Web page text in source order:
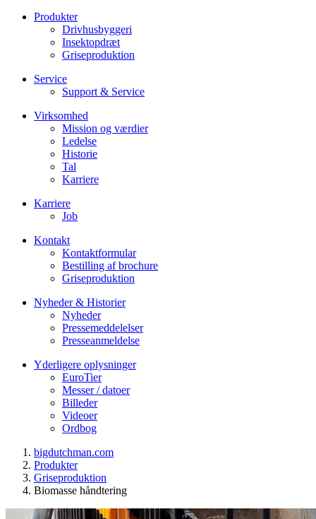
Produkter
Drivhusbyggeri
Insektopdræt
Griseproduktion
Service
Support & Service
Virksomhed
Mission og værdier
Ledelse
Historie
Tal
Karriere
Karriere
Job
Kontakt
Kontaktformular
Bestilling af brochure
Griseproduktion
Nyheder & Historier
Nyheder
Pressemeddelelser
Presseanmeldelse
Yderligere oplysninger
EuroTier
Messer / datoer
Billeder
Videoer
Ordbog
bigdutchman.com
Produkter
Griseproduktion
Biomasse håndtering